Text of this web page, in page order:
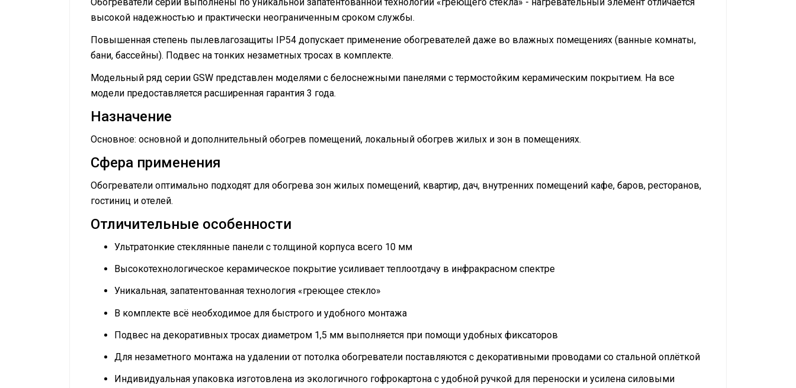
высокой надежностью и практически неограниченным сроком службы.
Повышенная степень пылевлагозащиты IP54 допускает применение обогревателей даже во влажных помещениях (ванные комнаты,
бани, бассейны). Подвес на тонких незаметных тросах в комплекте.
Модельный ряд серии GSW представлен моделями с белоснежными панелями с термостойким керамическим покрытием. На все
модели предоставляется расширенная гарантия 3 года.
Назначение
Основное: основной и дополнительный обогрев помещений, локальный обогрев жилых и зон в помещениях.
Сфера применения
Обогреватели оптимально подходят для обогрева зон жилых помещений, квартир, дач, внутренних помещений кафе, баров, ресторанов,
гостиниц и отелей.
Отличительные особенности
Ультратонкие стеклянные панели с толщиной корпуса всего 10 мм
Высокотехнологическое керамическое покрытие усиливает теплоотдачу в инфракрасном спектре
Уникальная, запатентованная технология «греющее стекло»
В комплекте всё необходимое для быстрого и удобного монтажа
Подвес на декоративных тросах диаметром 1,5 мм выполняется при помощи удобных фиксаторов
Для незаметного монтажа на удалении от потолка обогреватели поставляются с декоративными проводами со стальной оплёткой
Индивидуальная упаковка изготовлена из экологичного гофрокартона с удобной ручкой для переноски и усилена силовыми